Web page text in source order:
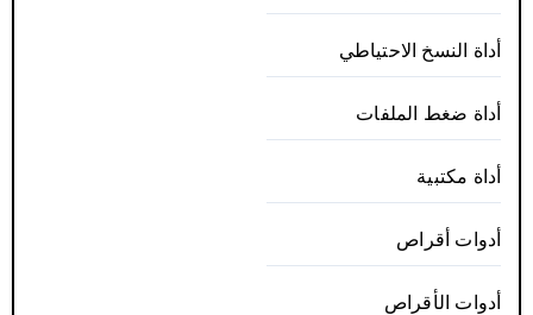
أداة النسخ الاحتياطي
أداة ضغط الملفات
أداة مكتبية
أدوات أقراص
أدوات الأقراص